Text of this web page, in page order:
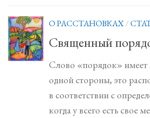
О РАССТАНОВКАХ/
Священный
Слово «порядок» имеет
одной стороны, это
в соответствии с
когда у всего есть свое